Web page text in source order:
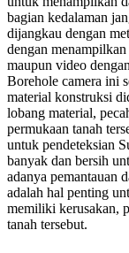
bagian kedalaman
dijangkau dengan
dengan
maupun video
Borehole camera ini
material konstruksi
lobang material,
permukaan tanah
untuk pendeteksian
banyak dan bersih
adanya pemantauan
adalah hal penting
memiliki kerusakan,
tanah tersebut.